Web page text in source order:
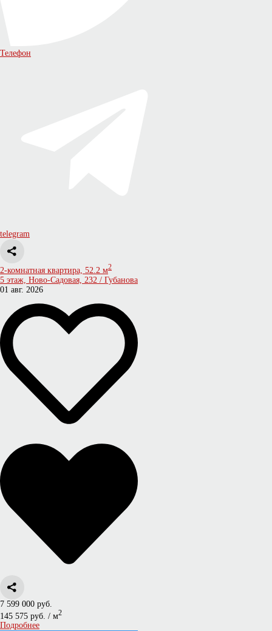
Телефон
telegram
2-комнатная квартира, 52.2 м2
5 этаж, Ново-Садовая, 232 / Губанова
01 авг. 2026
7 599 000 руб.
145 575 руб. / м2
Подробнее